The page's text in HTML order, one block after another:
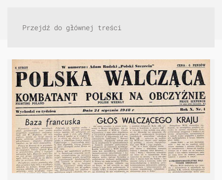
Przejdź do głównej treści